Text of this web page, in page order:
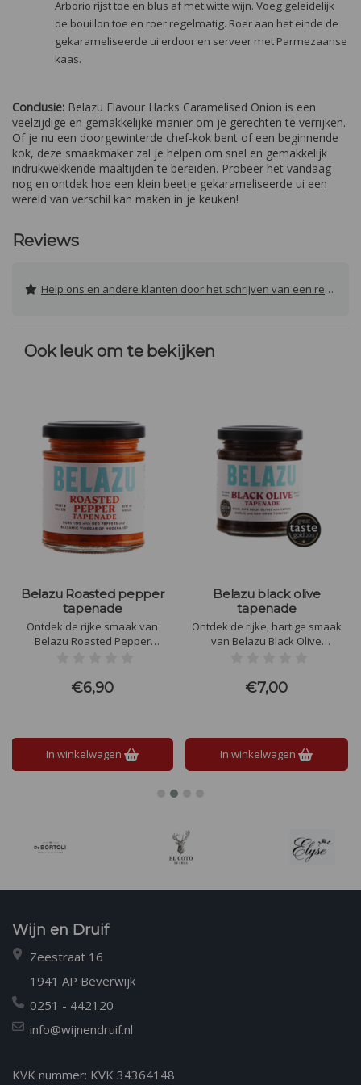
Arborio rijst toe en blus af met witte wijn. Voeg geleidelijk
de bouillon toe en roer regelmatig. Roer aan het einde de
gekarameliseerde ui erdoor en serveer met Parmezaanse
kaas.
Conclusie: Belazu Flavour Hacks Caramelised Onion is een
veelzijdige en gemakkelijke manier om je gerechten te verrijken.
Of je nu een doorgewinterde chef-kok bent of een beginnende
kok, deze smaakmaker zal je helpen om snel en gemakkelijk
indrukwekkende maaltijden te bereiden. Probeer het vandaag
nog en ontdek hoe een klein beetje gekarameliseerde ui een
wereld van verschil kan maken in je keuken!
Reviews
Help ons en andere klanten door het schrijven van een review
Ook leuk om te bekijken
Belazu Roasted pepper
tapenade
Ontdek de rijke smaak van
Belazu Roasted Pepper
geroosterde paprika's en
natuurlijke ingrediënten. Voeg
zomer, het hele jaar door!
€6,90
In winkelwagen
Belazu black olive
tapenade
Ontdek de rijke, hartige smaak
van Belazu Black Olive
zorgvuldig geselecteerde
ingrediënten. Perfect als spread,
en gezond.
€7,00
In winkelwagen
Wijn en Druif
Zeestraat 16
1941 AP Beverwijk
0251 - 442120
info@wijnendruif.nl
KVK nummer: KVK 34364148